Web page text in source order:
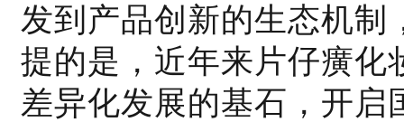
发到产品创新的生态机制
提的是，近年来片仔癀化
差异化发展的基石，开启